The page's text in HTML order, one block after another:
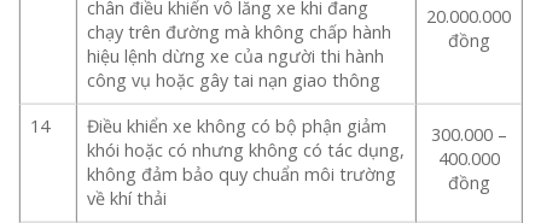
chân điều khiển vô lăng xe khi đang
chạy trên đường mà không chấp hành
hiệu lệnh dừng xe của người thi hành
công vụ hoặc gây tai nạn giao thông
20.000.000
đồng
14
Điều khiển xe không có bộ phận giảm
khói hoặc có nhưng không có tác dụng,
không đảm bảo quy chuẩn môi trường
về khí thải
300.000 –
400.000
đồng